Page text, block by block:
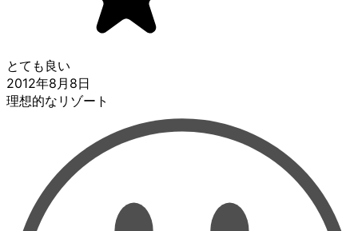
とても良い
2012年8月8日
理想的なリゾート